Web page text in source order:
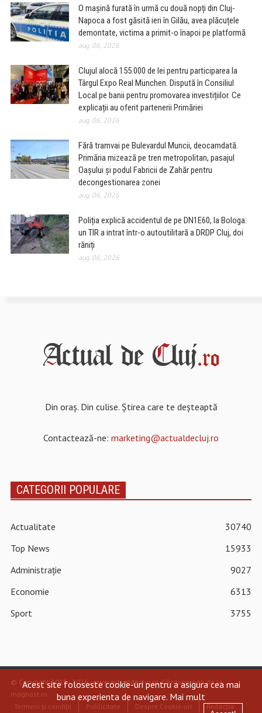
O mașină furată în urmă cu două nopți din Cluj-
Napoca a fost găsită ieri în Gilău, avea plăcuțele
demontate, victima a primit-o înapoi pe platformă
aug. 06, 2026
Clujul alocă 155.000 de lei pentru participarea la
Târgul Expo Real München. Dispută în Consiliul
Local pe banii pentru promovarea investițiilor. Ce
explicații au oferit partenerii Primăriei
aug. 06, 2026
Fără tramvai pe Bulevardul Muncii, deocamdată.
Primăria mizează pe tren metropolitan, pasajul
Oașului și podul Fabricii de Zahăr pentru
decongestionarea zonei
aug. 06, 2026
Poliția explică accidentul de pe DN1E60, la Bologa:
un TIR a intrat într-o autoutilitară a DRDP Cluj, doi
răniți
aug. 06, 2026
Din oraș. Din culise. Știrea care te deșteaptă
Contactează-ne: marketing@actualdecluj.ro
CATEGORII POPULARE
Actualitate
30740
Top News
15933
Administrație
9027
Economie
6313
Sport
3755
© Copyright 2015 - 2026 - www.actualdecluj.ro.Găzduire web de la
maghost.ro.
Termeni și condiții
Publicitate Despre Cookie-uri Redacția
Acest site foloseste cookie-uri pentru a asigura cea mai
buna experienta de navigare. Mai mult